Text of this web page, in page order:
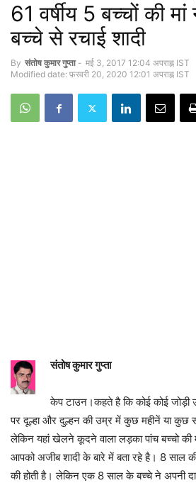
61 वर्षीय 5 बच्चों की
बच्चे से रचाई शादी
By संतोष कुमार गुप्‍ता - मई 3, 2017 12:04 अपराह्न IST
Modified date: फ़रवरी 20, 2020 12:01 अपराह्न IST
​संतोष कुमार गुप्ता
केप टाउन।कहते है कि कोई कोई जोड़ी
पर दूल्हा और दुल्हन की उम्र में कुछ महीनें या कुछ
लेकिन यहां खेलने कूदने वाला लड़का पांच बच्चो
आपको अजीब शादी के बारे में बता रहे है। 8
की होती है। लेकिन एक 8 साल के बच्चे ने अपनी